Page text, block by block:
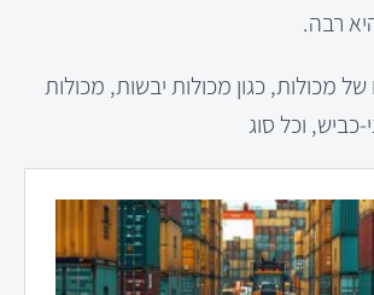
רבה.
של מכולות, כגון מכולות יבשות, מכולות
כביש, וכל סוג